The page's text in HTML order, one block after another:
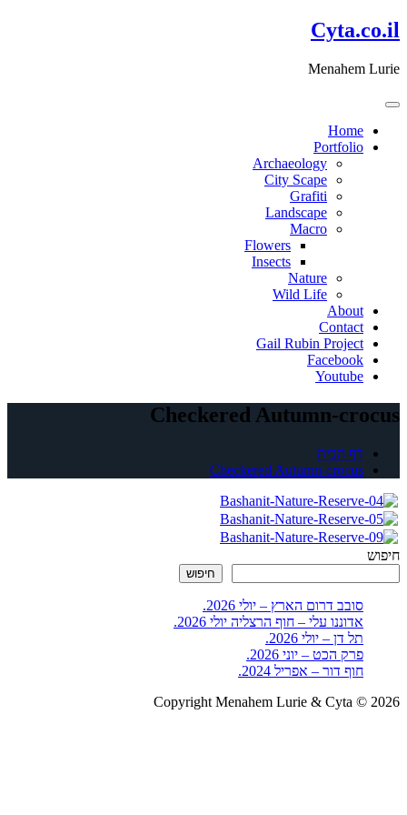
דלג
לתוכן
Cyta.co.il
Menahem Lurie
Home
Portfolio
Archaeology
City Scape
Grafiti
Landscape
Macro
Flowers
Insects
Nature
Wild Life
About
Contact
Gail Rubin Project
Facebook
Youtube
Checkered Autumn-crocus
דף הבית
Checkered Autumn-crocus
חיפוש
חיפוש
סובב דרום הארץ – יולי 2026.
אדוננו עלי – חוף הרצליה יולי 2026.
תל דן – יולי 2026.
פרק הכט – יוני 2026.
חוף דור – אפריל 2024.
Copyright Menahem Lurie & Cyta © 2026